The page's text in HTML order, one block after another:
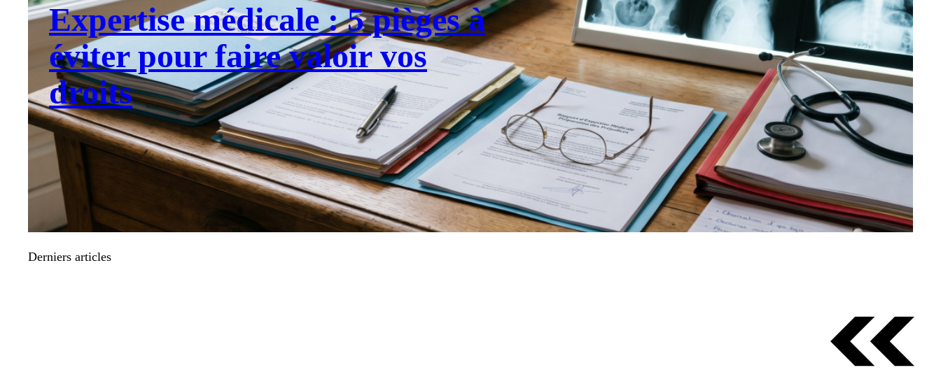
Expertise médicale : 5 pièges à
éviter pour faire valoir vos
droits
Derniers articles